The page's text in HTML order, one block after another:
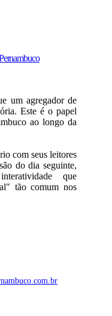
um agregador de
Este é o papel
ao longo da
com seus leitores
do dia seguinte,
que
tão comum nos